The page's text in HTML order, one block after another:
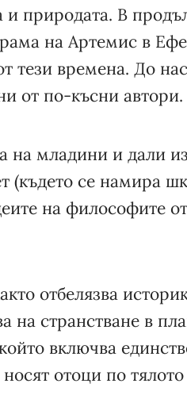
и природата. В
на Артемис в
тези времена. До
от по-късни автори.
на младини и дали
(където се намира
на философите
отбелязва
на странстване в
включва
отоци по